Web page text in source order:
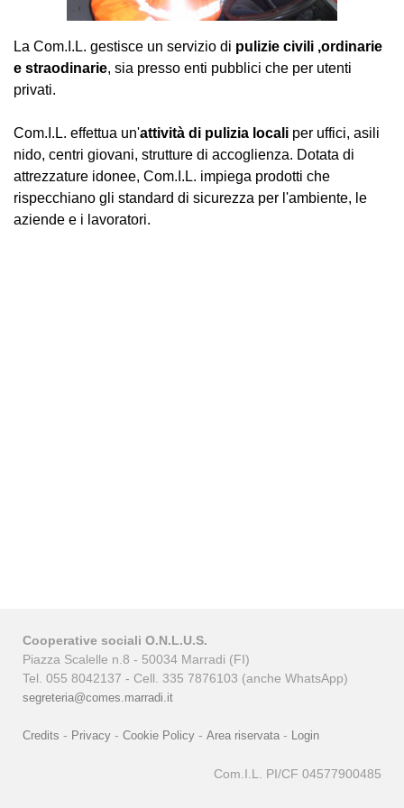
La Com.I.L. gestisce un servizio di pulizie civili ,ordinarie
e straodinarie, sia presso enti pubblici che per utenti
privati.
Com.I.L. effettua un'attività di pulizia locali per uffici, asili
nido, centri giovani, strutture di accoglienza. Dotata di
attrezzature idonee, Com.I.L. impiega prodotti che
rispecchiano gli standard di sicurezza per l'ambiente, le
aziende e i lavoratori.
Cooperative sociali O.N.L.U.S.
Piazza Scalelle n.8 - 50034 Marradi (FI)
Tel. 055 8042137 - Cell. 335 7876103 (anche WhatsApp)
segreteria@comes.marradi.it
Credits - Privacy - Cookie Policy - Area riservata - Login
Com.I.L. PI/CF 04577900485